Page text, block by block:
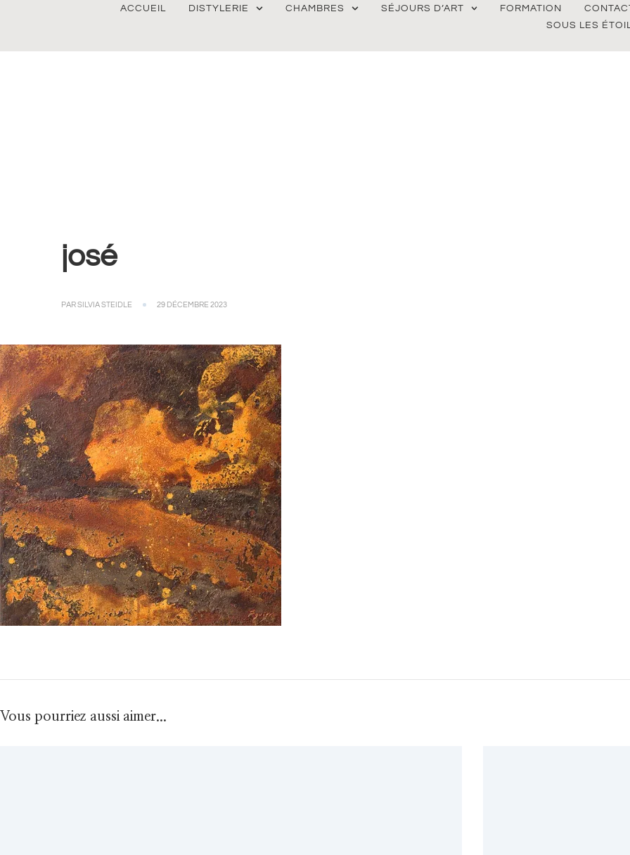
ACCUEIL DISTYLERIE CHAMBRES SÉJOURS D’ART FORMATION
SOUS LES
josé
PARSILVIA STEIDLE 29 DÉCEMBRE 2023
Vous pourriez aussi aimer...